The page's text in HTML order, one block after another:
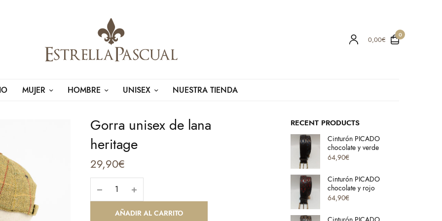
0,00€
0
MUJER HOMBRE UNISEX NUESTRA TIENDA
RECENT PRODUCTS
Cinturón PICADO
chocolate y verde
64,90€
Cinturón PICADO
chocolate y rojo
64,90€
Gorra unisex de lana
heritage
29,90€
AÑADIR AL CARRITO